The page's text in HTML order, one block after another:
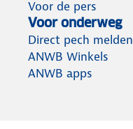
Voor de pers
Voor onderweg
Direct pech melden
ANWB Winkels
ANWB apps